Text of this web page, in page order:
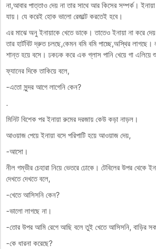
না,আবার পাত্তাও দেয় না তার সাথে আর কিসের সম্পর্ক।
যায়। যে করেই হোক ভালো রেজাল্ট করতেই হবে।
এর মাঝে অনু ইনায়াকে খেতে ডাকে। তাতেও ইনায়া না করে
তার হার্টবিট দ্রুত চলছে,কেমন বমি বমি পাচ্ছে,অস্থির
শান্ত হয়ে বসে। ঢকঢক করে এক গ্লাস পানি খেয়ে গা এলিয়ে
ফ্যানের দিকে তাকিয়ে বলে,
-এতো সুন্দর আগে লাগেনি কেন?
.
মিনিট বিশেক পর ইনায়া রুমের দরজায় কেউ কড়া নাড়ল।
আওয়াজ পেয়ে ইনায়া বসে পরিপাটি হয়ে আওয়াজ দেয়,
-আসো।
নীল গম্ভীর চেহারা নিয়ে ভেতরে ঢোকে। টেবিলের উপর থেকে
দেখতে দেখতে বলে,
-খেতে আসিসনি কেন?
-ভালো লাগছে না।
-তোর উপর আমি রেগে আছি বলে তুই খেতে আসিসনি, বাড়ির
-কে ধারনা করেছে?